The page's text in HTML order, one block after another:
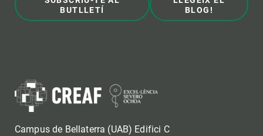
BUTLLETÍ
BLOG!
Campus de Bellaterra (UAB) Edifici C